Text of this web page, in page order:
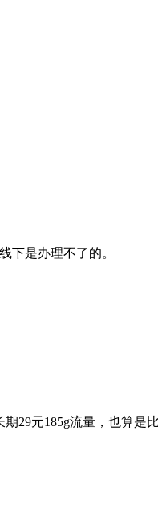
下是办理不了的。
29元185g流量，也算是